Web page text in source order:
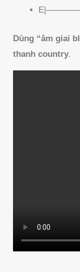
Dùng “âm giai
thanh country.